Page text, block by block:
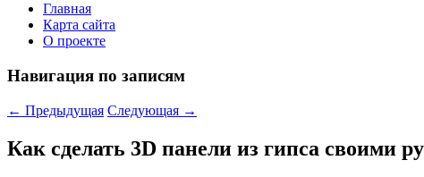
Главная
Карта сайта
О проекте
Навигация по записям
← Предыдущая Следующая →
Как сделать 3D панели из гипса своими